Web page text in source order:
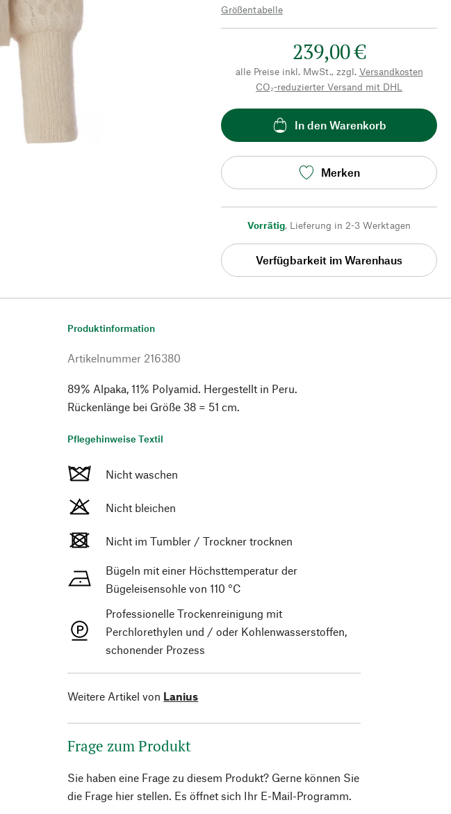
Größentabelle
239,00 €
alle Preise inkl. MwSt., zzgl. Versandkosten
CO₂-reduzierter Versand mit DHL
In den Warenkorb
Merken
Vorrätig, Lieferung in 2-3 Werktagen
Verfügbarkeit im Warenhaus
Produktinformation
Artikelnummer 216380
89% Alpaka, 11% Polyamid. Hergestellt in Peru.
Rückenlänge bei Größe 38 = 51 cm.
Pflegehinweise Textil
Nicht waschen
Nicht bleichen
Nicht im Tumbler / Trockner trocknen
Bügeln mit einer Höchsttemperatur der
Bügeleisensohle von 110 °C
Professionelle Trockenreinigung mit
Perchlorethylen und / oder Kohlenwasserstoffen,
schonender Prozess
Weitere Artikel von Lanius
Frage zum Produkt
Sie haben eine Frage zu diesem Produkt? Gerne können Sie
die Frage hier stellen. Es öffnet sich Ihr E-Mail-Programm.